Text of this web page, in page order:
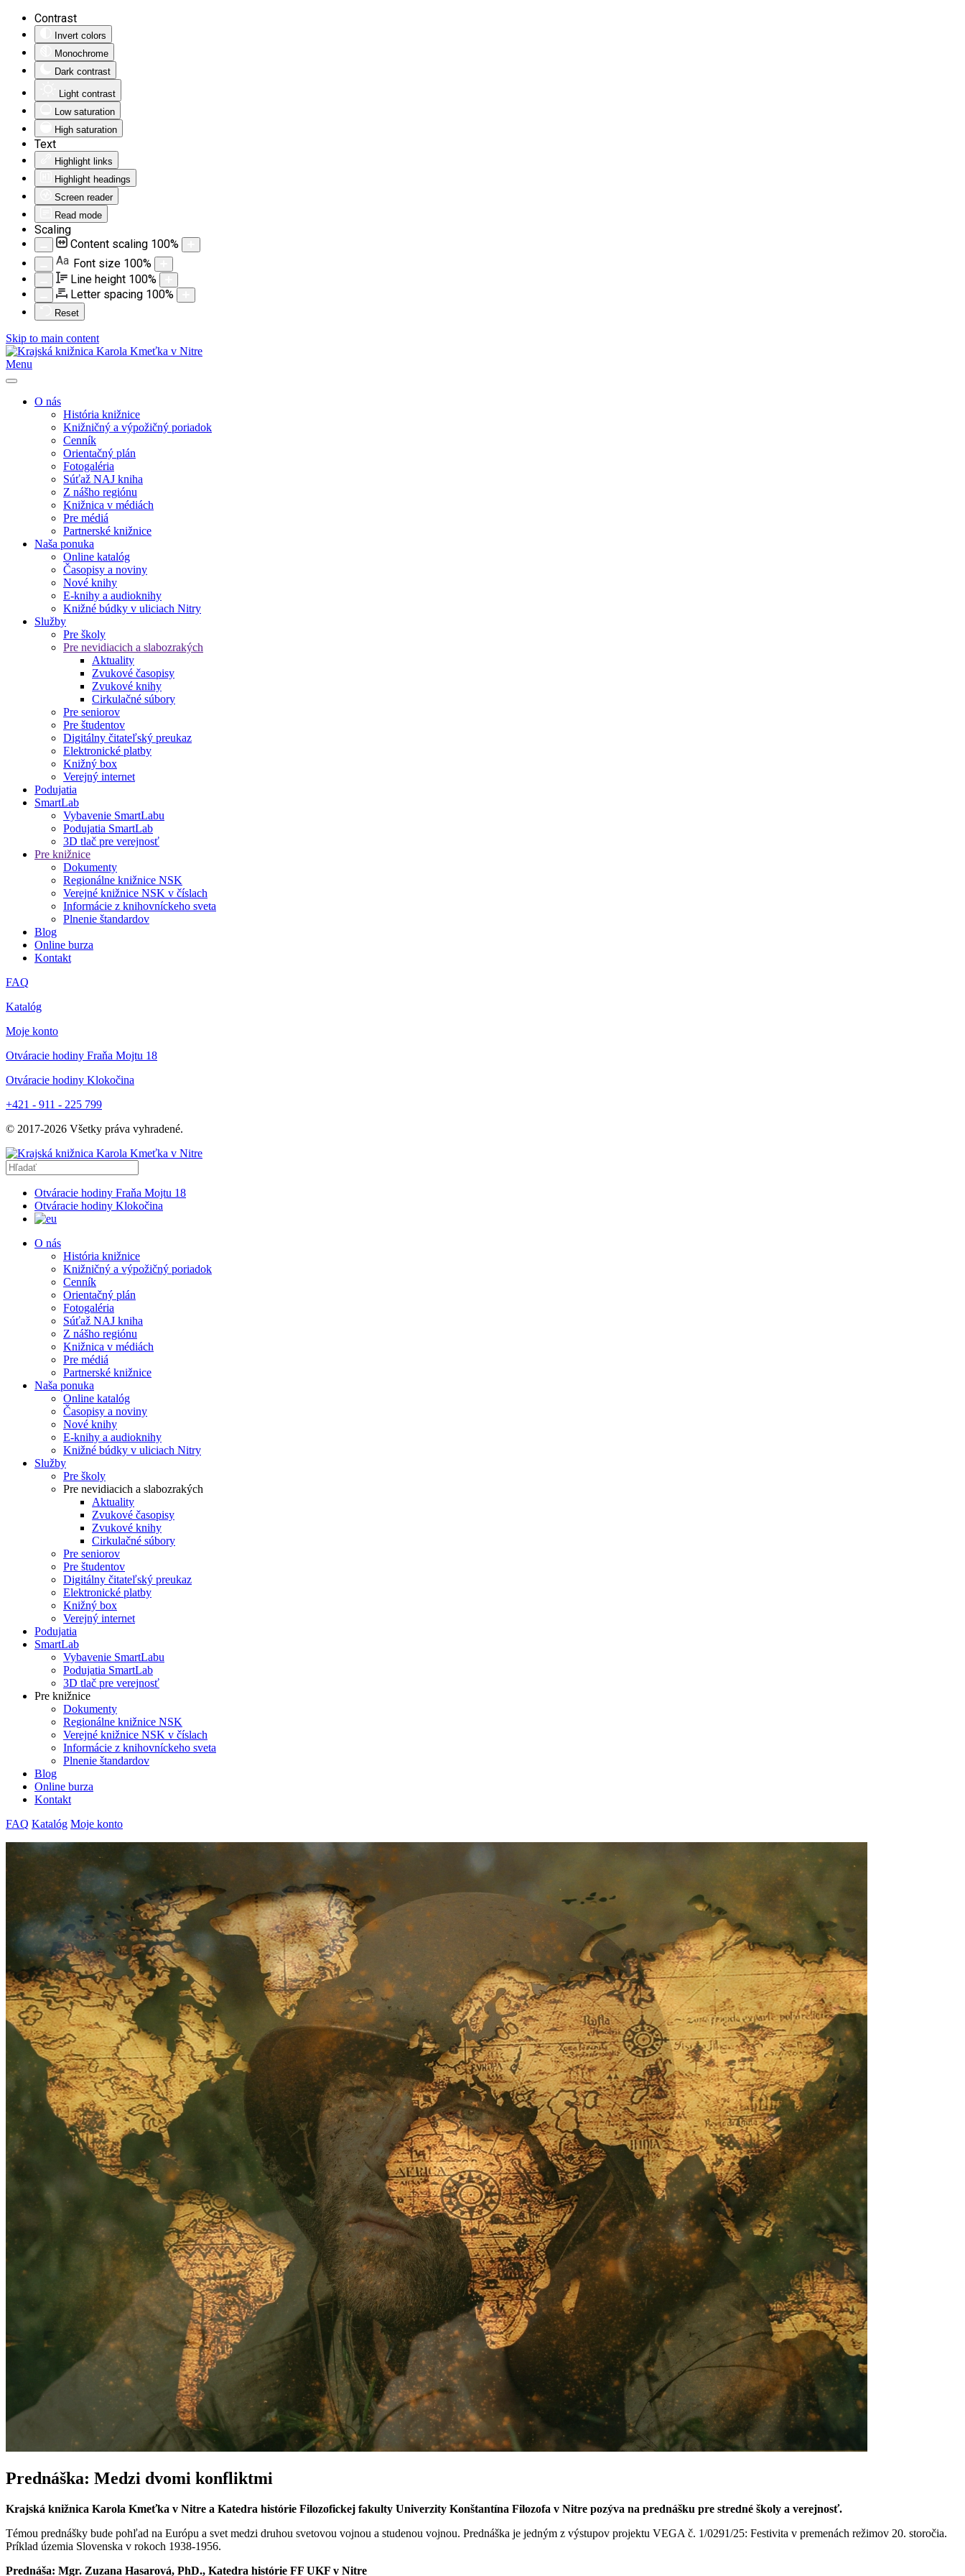
Contrast
Invert colors
Monochrome
Dark contrast
Light contrast
Low saturation
High saturation
Text
Highlight links
Highlight headings
Screen reader
Read mode
Scaling
Content scaling 100%
Aa Font size 100%
Line height 100%
Letter spacing 100%
Reset
Skip to main content
Menu
O nás
História knižnice
Knižničný a výpožičný poriadok
Cenník
Orientačný plán
Fotogaléria
Súťaž NAJ kniha
Z nášho regiónu
Knižnica v médiách
Pre médiá
Partnerské knižnice
Naša ponuka
Online katalóg
Časopisy a noviny
Nové knihy
E-knihy a audioknihy
Knižné búdky v uliciach Nitry
Služby
Pre školy
Pre nevidiacich a slabozrakých
Aktuality
Zvukové časopisy
Zvukové knihy
Cirkulačné súbory
Pre seniorov
Pre študentov
Digitálny čitateľský preukaz
Elektronické platby
Knižný box
Verejný internet
Podujatia
SmartLab
Vybavenie SmartLabu
Podujatia SmartLab
3D tlač pre verejnosť
Pre knižnice
Dokumenty
Regionálne knižnice NSK
Verejné knižnice NSK v číslach
Informácie z knihovníckeho sveta
Plnenie štandardov
Blog
Online burza
Kontakt
FAQ
Katalóg
Moje konto
Otváracie hodiny Fraňa Mojtu 18
Otváracie hodiny Klokočina
+421 - 911 - 225 799
© 2017-2026 Všetky práva vyhradené.
Otváracie hodiny Fraňa Mojtu 18
Otváracie hodiny Klokočina
O nás
História knižnice
Knižničný a výpožičný poriadok
Cenník
Orientačný plán
Fotogaléria
Súťaž NAJ kniha
Z nášho regiónu
Knižnica v médiách
Pre médiá
Partnerské knižnice
Naša ponuka
Online katalóg
Časopisy a noviny
Nové knihy
E-knihy a audioknihy
Knižné búdky v uliciach Nitry
Služby
Pre školy
Pre nevidiacich a slabozrakých
Aktuality
Zvukové časopisy
Zvukové knihy
Cirkulačné súbory
Pre seniorov
Pre študentov
Digitálny čitateľský preukaz
Elektronické platby
Knižný box
Verejný internet
Podujatia
SmartLab
Vybavenie SmartLabu
Podujatia SmartLab
3D tlač pre verejnosť
Pre knižnice
Dokumenty
Regionálne knižnice NSK
Verejné knižnice NSK v číslach
Informácie z knihovníckeho sveta
Plnenie štandardov
Blog
Online burza
Kontakt
FAQ Katalóg Moje konto
Prednáška: Medzi dvomi konfliktmi
Krajská knižnica Karola Kmeťka v Nitre a Katedra histórie Filozofickej fakulty Univerzity Konštantína Filozofa v Nitre pozýva na prednášku pre stredné školy a verejnosť.
Témou prednášky bude pohľad na Európu a svet medzi druhou svetovou vojnou a studenou vojnou. Prednáška je jedným z výstupov projektu VEGA č. 1/0291/25: Festivita v premenách režimov 20. storočia.
Príklad územia Slovenska v rokoch 1938-1956.
Prednáša: Mgr. Zuzana Hasarová, PhD., Katedra histórie FF UKF v Nitre